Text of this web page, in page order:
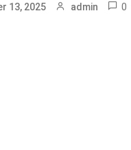
13, 2025 admin 0